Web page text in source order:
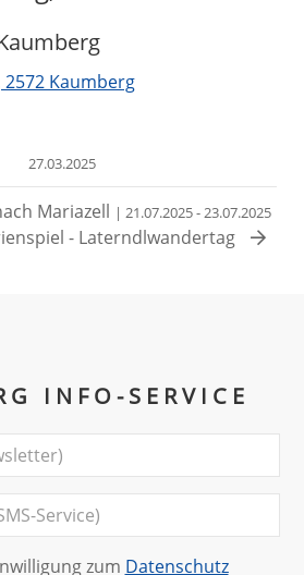
2572 Kaumberg
27.03.2025
Mariazell | 21.07.2025 - 23.07.2025
- Laterndlwandertag
INFO-SERVICE
zum Datenschutz